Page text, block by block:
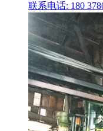
联系电话: 180